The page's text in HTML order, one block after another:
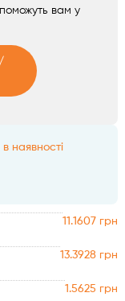
вам у
наявності
11.1607 грн
13.3928 грн
1.5625 грн